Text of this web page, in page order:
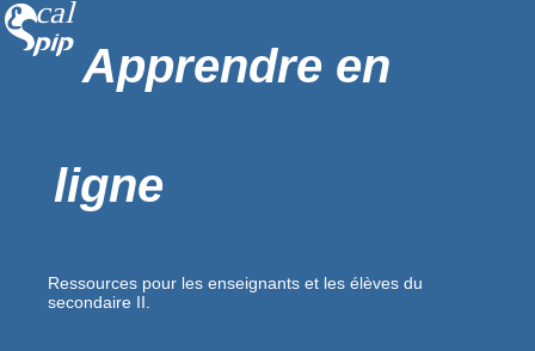
Apprendre en
ligne
Ressources pour les enseignants et les élèves du
secondaire II.